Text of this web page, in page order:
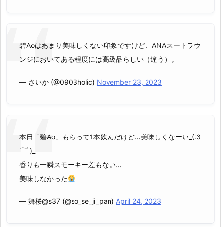
碧Aoはあまり美味しくない印象ですけど、ANAスートラウ
ンジにおいてある程度には高級品らしい（違う）。
— さいか (@0903holic) November 23, 2023
本日「碧Ao」もらって1本飲んだけど…美味しくなーい_(:3
⌒ﾞ)_
香りも一瞬スモーキー差もない…
美味しなかった
— 舞桜@s37 (@so_se_ji_pan) April 24, 2023